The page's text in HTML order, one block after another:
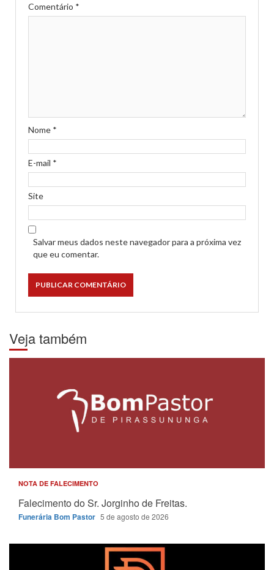
Comentário *
Nome *
E-mail *
Site
Salvar meus dados neste navegador para a próxima vez
que eu comentar.
Veja também
NOTA DE FALECIMENTO
Falecimento do Sr. Jorginho de Freitas.
Funerária Bom Pastor 5 de agosto de 2026